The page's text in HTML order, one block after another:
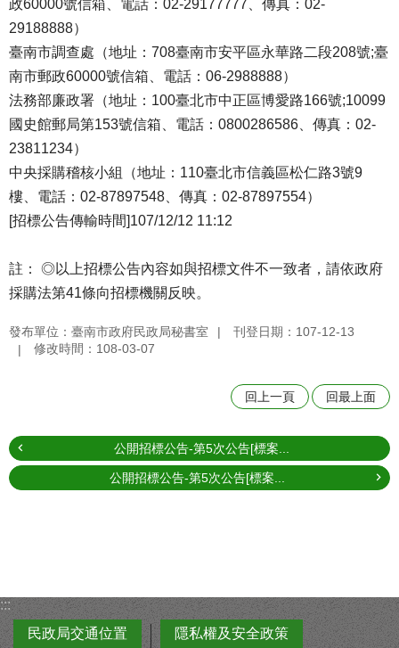
政60000號信箱、電話：02-29177777、傳真：02-
29188888）
臺南市調查處（地址：708臺南市安平區永華路二段208號;臺
南市郵政60000號信箱、電話：06-2988888）
法務部廉政署（地址：100臺北市中正區博愛路166號;10099
國史館郵局第153號信箱、電話：0800286586、傳真：02-
23811234）
中央採購稽核小組（地址：110臺北市信義區松仁路3號9
樓、電話：02-87897548、傳真：02-87897554）
[招標公告傳輸時間]107/12/12 11:12
註： ◎以上招標公告內容如與招標文件不一致者，請依政府
採購法第41條向招標機關反映。
發布單位：臺南市政府民政局秘書室
刊登日期：107-12-13
修改時間：108-03-07
回上一頁 回最上面
公開招標公告-第5次公告[標案...
公開招標公告-第5次公告[標案...
:::
民政局交通位置
隱私權及安全政策